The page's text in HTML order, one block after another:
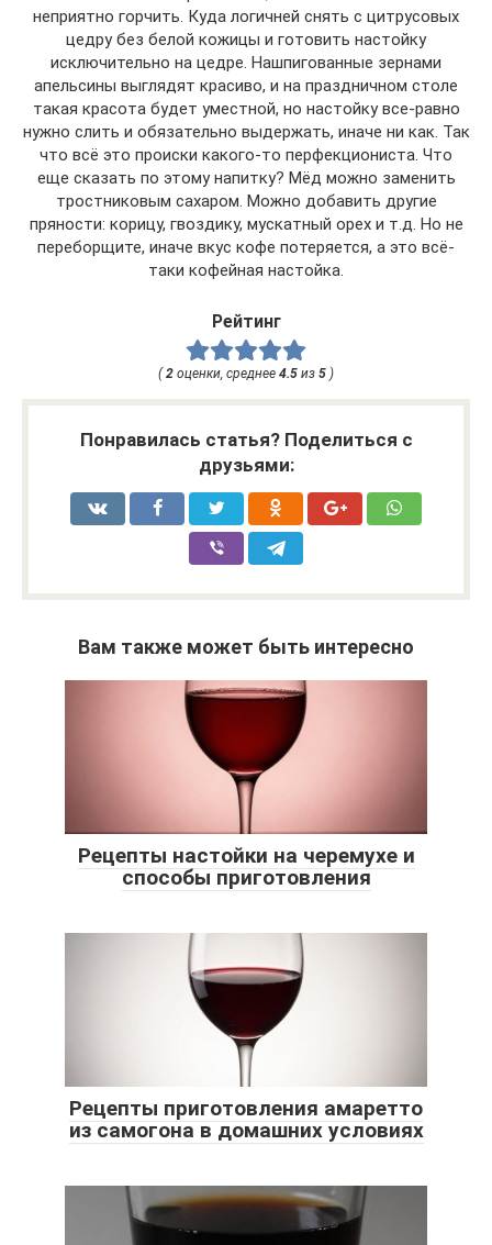
неприятно горчить. Куда логичней снять с цитрусовых
цедру без белой кожицы и готовить настойку
исключительно на цедре. Нашпигованные зернами
апельсины выглядят красиво, и на праздничном столе
такая красота будет уместной, но настойку все-равно
нужно слить и обязательно выдержать, иначе ни как. Так
что всё это происки какого-то перфекциониста. Что
еще сказать по этому напитку? Мёд можно заменить
тростниковым сахаром. Можно добавить другие
пряности: корицу, гвоздику, мускатный орех и т.д. Но не
переборщите, иначе вкус кофе потеряется, а это всё-
таки кофейная настойка.
Рейтинг
(2 оценки, среднее 4.5 из 5 )
Понравилась статья? Поделиться с
друзьями:
Вам также может быть интересно
Рецепты настойки на черемухе и
способы приготовления
Рецепты приготовления амаретто
из самогона в домашних условиях